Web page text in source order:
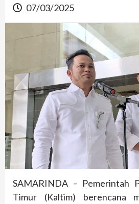
07/03/2025
SAMARINDA – Pemerintah
Timur (Kaltim) berencana